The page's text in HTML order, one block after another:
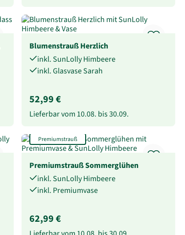
Blumenstrauß Herzlich
inkl. SunLolly Himbeere
inkl. Glasvase Sarah
52,99 €
Lieferbar vom 10.08. bis30.09.
Premiumstrauß
Premiumstrauß Sommerglühen
inkl. SunLolly Himbeere
inkl. Premiumvase
62,99 €